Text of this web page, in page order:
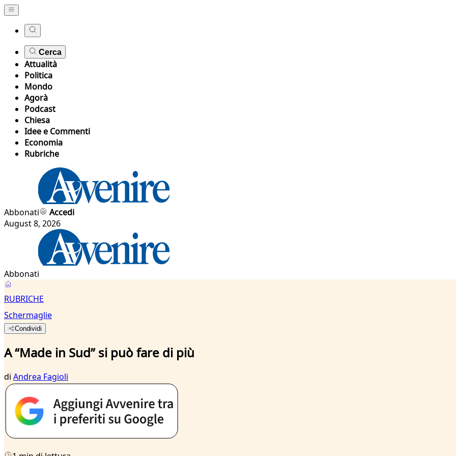
Cerca
Attualità
Politica
Mondo
Agorà
Podcast
Chiesa
Idee e Commenti
Economia
Rubriche
Abbonati
Accedi
August 8, 2026
Abbonati
RUBRICHE
Schermaglie
Condividi
A “Made in Sud” si può fare di più
di Andrea Fagioli